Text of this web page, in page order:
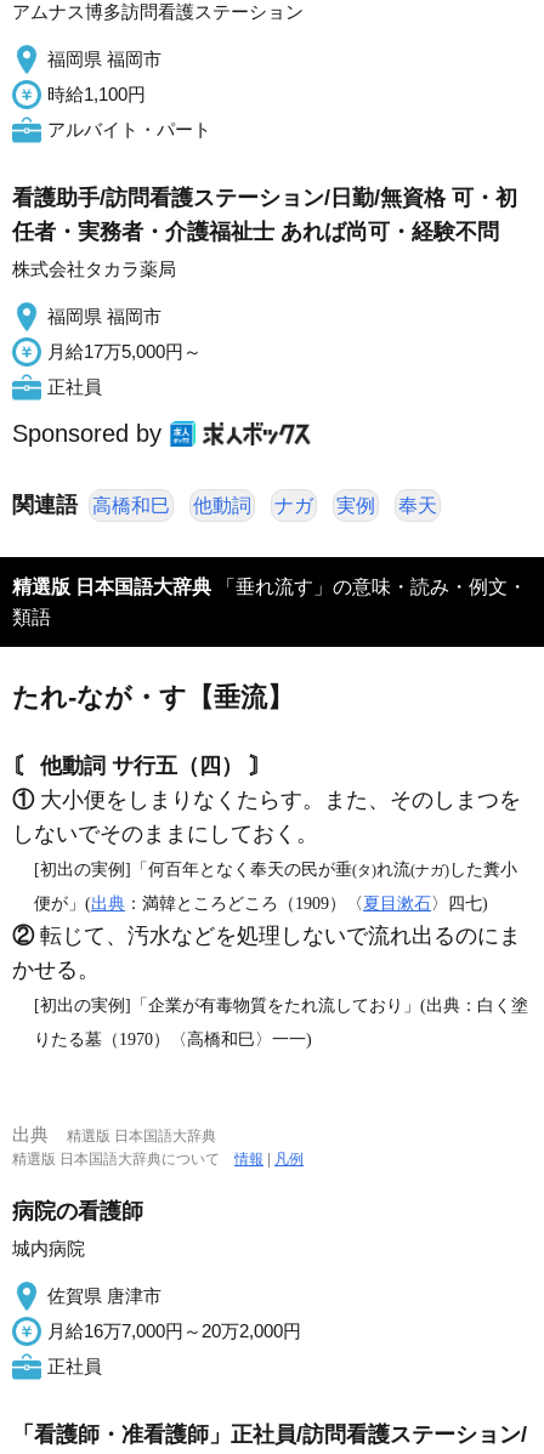
アムナス博多訪問看護ステーション
福岡県 福岡市
時給1,100円
アルバイト・パート
看護助手/訪問看護ステーション/日勤/無資格 可・初
任者・実務者・介護福祉士 あれば尚可・経験不問
株式会社タカラ薬局
福岡県 福岡市
月給17万5,000円～
正社員
Sponsored by
関連語 高橋和巳 他動詞 ナガ 実例 奉天
精選版 日本国語大辞典 「垂れ流す」の意味・読み・例文・
類語
たれ‐なが・す【垂流】
〘 他動詞 サ行五（四） 〙
①大小便をしまりなくたらす。また、そのしまつを
しないでそのままにしておく。
[初出の実例]「何百年となく奉天の民が垂(タ)れ流(ナガ) した糞小
便が」(出典 ：満韓ところどころ（1909）〈夏目漱石〉四七)
②転じて、汚水などを処理しないで流れ出るのにま
かせる。
[初出の実例]「企業が有毒物質をたれ流しており」(出典：白く塗
りたる墓（1970）〈高橋和巳〉一一)
出典
精選版 日本国語大辞典
精選版 日本国語大辞典について情報 | 凡例
病院の看護師
城内病院
佐賀県 唐津市
月給16万7,000円～20万2,000円
正社員
「看護師・准看護師」正社員/訪問看護ステーション/